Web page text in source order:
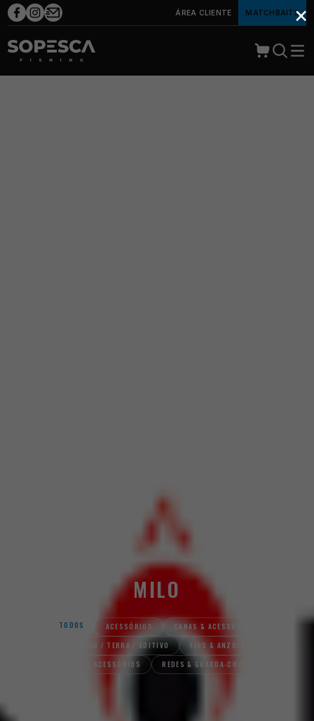
ÁREA CLIENTE MATCHBAITS
MILO
TODOS ACESSÓRIOS
CANAS & ACESSÓRIOS
ENGODO / TERRA / ADITIVO
FIOS & ANZOIS
PANIER & ACESSÓRIOS
REDES & GUARDA-CHUVAS
×